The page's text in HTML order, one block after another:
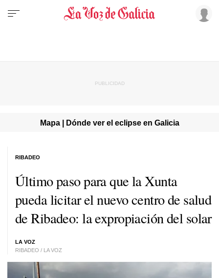
Mapa | Dónde ver el eclipse en Galicia
Último paso para que la Xunta
pueda licitar el nuevo centro de salud
de Ribadeo: la expropiación del solar
LA VOZ
RIBADEO / LA VOZ
RIBADEO